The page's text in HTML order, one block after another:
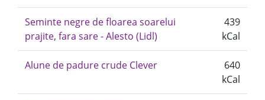
Seminte negre de floarea soarelui
prajite, fara sare - Alesto (Lidl)
439
kCal
Alune de padure crude Clever
640
kCal